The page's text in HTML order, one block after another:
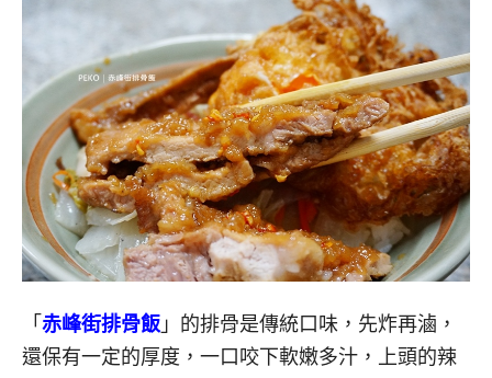
「 赤峰街排骨飯 」的排骨是傳統口味，先炸再滷，
還保有一定的厚度，一口咬下軟嫩多汁，上頭的辣